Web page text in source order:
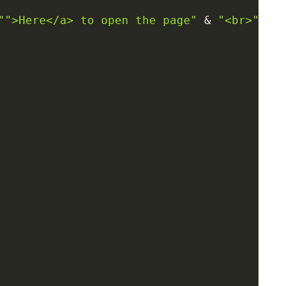
a> to open the page" & "<br>"